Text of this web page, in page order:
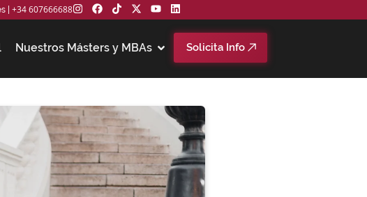
| +34 607666688
Nuestros Másters y MBAs Solicita Info